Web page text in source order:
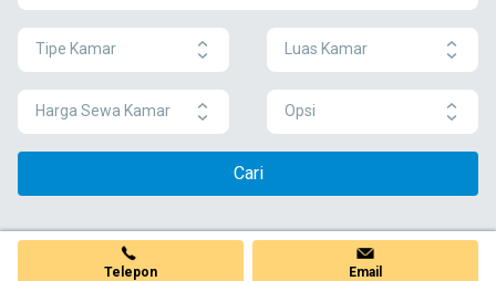
Tipe Kamar Luas Kamar
Harga Sewa Kamar Opsi
Cari
Telepon Email